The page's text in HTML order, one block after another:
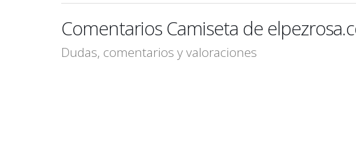
Comentarios Camiseta de
Dudas, comentarios y valoraciones